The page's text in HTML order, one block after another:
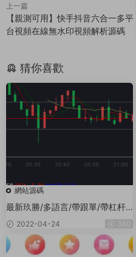
上一篇
【親測可用】快手抖音六合一多平
台視頻在線無水印視頻解析源碼
猜你喜歡
網站源碼
最新玖勝/多語言/帶跟單/帶杠杆/
MT4/新功能
2022-04-24 380